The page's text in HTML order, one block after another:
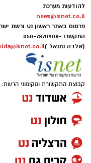
להודעות מערכת
news@isnet.co.il
פרסום באתר ראשון נט ורשת
התקשרו -050-7870908
(אלדה נתנאל )
קבוצת התקשורת ומקומוני הרשת: